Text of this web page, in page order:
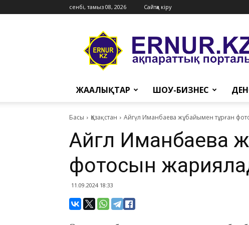
сенбі, тамыз 08, 2026 Сайтқа кіру
Ernur
Press
ЖАҢАЛЫҚТАР ШОУ-БИЗНЕС
Басы Қазақстан Айгүл Иманбаева жұбайымен тұрған
Айгүл Иманбаева
фотосын
11.09.2024 18:33